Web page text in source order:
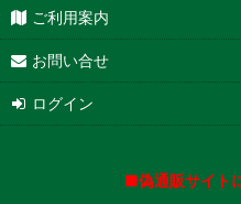
ご利用案内
お問い合せ
ログイン
■偽通販サイト